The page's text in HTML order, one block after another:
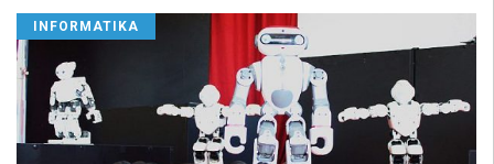
INFORMATIKA